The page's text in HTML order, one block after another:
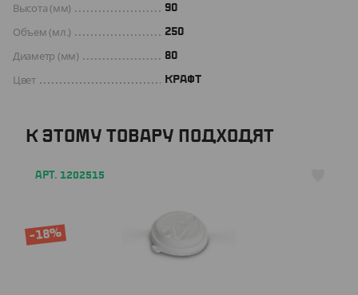
Высота (мм) 90
Объем (мл.) 250
Диаметр (мм) 80
Цвет КРАФТ
К ЭТОМУ ТОВАРУ ПОДХОДЯТ
АРТ. 1202515
-18%